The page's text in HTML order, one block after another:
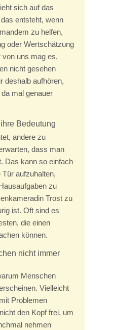
sich auf das
entsteht, wenn
zu helfen,
oder Wertschätzung
uns mag es,
nicht gesehen
deshalb aufhören,
mal genauer
Bedeutung
andere zu
dass man
Das kann so einfach
aufzuhalten,
zu
Trost zu
ist. Oft sind es
die einen
können.
nicht immer
Menschen
Vielleicht
Problemen
den Kopf frei, um
nehmen